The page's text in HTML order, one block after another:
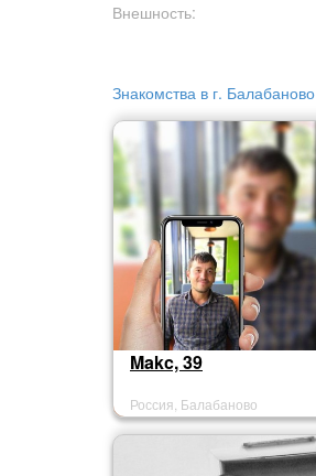
Внешность:
Знакомства в г. Балабаново
Makc, 39
Россия, Балабаново